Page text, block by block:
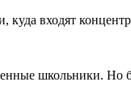
входят
школьники.